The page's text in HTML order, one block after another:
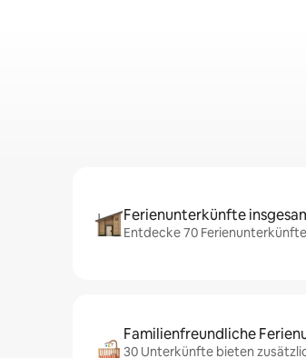
Ferienunterkünfte
Entdecke 70
Familienfreundliche
30 Unterkünfte bieten